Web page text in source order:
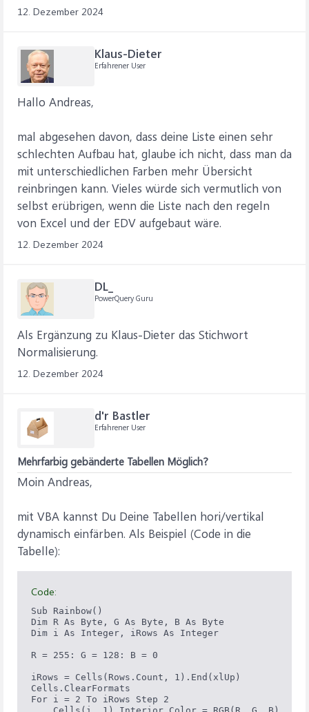
12. Dezember 2024
Klaus-Dieter
Erfahrener User
Hallo Andreas,
mal abgesehen davon, dass deine Liste einen sehr
schlechten Aufbau hat, glaube ich nicht, dass man da
mit unterschiedlichen Farben mehr Übersicht
reinbringen kann. Vieles würde sich vermutlich von
selbst erübrigen, wenn die Liste nach den regeln
von Excel und der EDV aufgebaut wäre.
12. Dezember 2024
DL_
PowerQuery Guru
Als Ergänzung zu Klaus-Dieter das Stichwort
Normalisierung.
12. Dezember 2024
d'r Bastler
Erfahrener User
Mehrfarbig gebänderte Tabellen Möglich?
Moin Andreas,
mit VBA kannst Du Deine Tabellen hori/vertikal
dynamisch einfärben. Als Beispiel (Code in die
Tabelle):
Code:
Sub Rainbow()
Dim R As Byte, G As Byte, B As Byte
Dim i As Integer, iRows As Integer
R = 255: G = 128: B = 0
iRows = Cells(Rows.Count, 1).End(xlUp)
Cells.ClearFormats
For i = 2 To iRows Step 2